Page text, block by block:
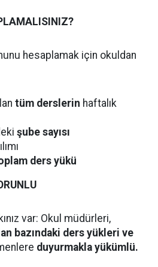
hesaplamak için okuldan
tüm derslerin haftalık
şube sayısı
ders yükü
var: Okul müdürleri,
bazındaki ders yükleri ve
duyurmakla yükümlü.